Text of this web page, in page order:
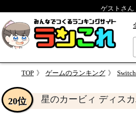
ゲストさん
TOP ゲームのランキング Switch人気ゲーム決定
星のカービィ ディス
20位